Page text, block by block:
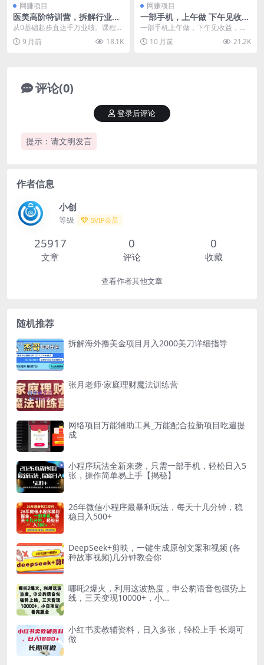
网赚项目
医美高阶特训营，拆解行业破
局逻辑，从账号打造到业绩突
破，0基础起步直达千万业绩
从0基础起步直达千万业绩。课程聚
焦盈利核心，以高维思维拆解行业
破局逻辑，从账号打...
9 月前 18.1K
网赚项目
一部手机，上午做 下午见收
益，学会秒上手，轻松日入50
0+
一部手机上午做，下午见收益，学
会秒上手，轻松日入500+，完全解
放双手，这个项目...
10 月前 21.2K
评论(0)
提示：请文明发言
登录后评论
作者信息
小创
等级 SVIP会员
25917
文章
0
评论
0
收藏
查看作者其他文章
随机推荐
拆解海外撸美金项目月入2000美刀详细指导
张月老师·家庭理财魔法训练营
网络项目万能辅助工具_万能配合拉新项目吃遍提
成
小程序玩法全新来袭，只需一部手机，轻松日入5
张，操作简单易上手【揭秘】
26年微信小程序最暴利玩法，每天十几分钟，稳
稳日入500+
DeepSeek+剪映，一键生成原创文案和视频 (各
种故事视频)几分钟教会你
哪吒2爆火，利用这波热度，申公豹语音包强势上
线，三天变现10000+，小…
小红书卖教辅资料，日入多张，轻松上手 长期可
做